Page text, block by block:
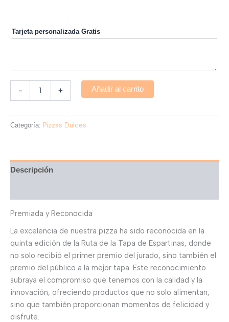
Tarjeta personalizada Gratis
- + Añadir al carrito
Categoría: Pizzas Dulces
Descripción
Premiada y Reconocida
La excelencia de nuestra pizza ha sido reconocida en la
quinta edición de la Ruta de la Tapa de Espartinas, donde
no solo recibió el primer premio del jurado, sino también el
premio del público a la mejor tapa. Este reconocimiento
subraya el compromiso que tenemos con la calidad y la
innovación, ofreciendo productos que no solo alimentan,
sino que también proporcionan momentos de felicidad y
disfrute.